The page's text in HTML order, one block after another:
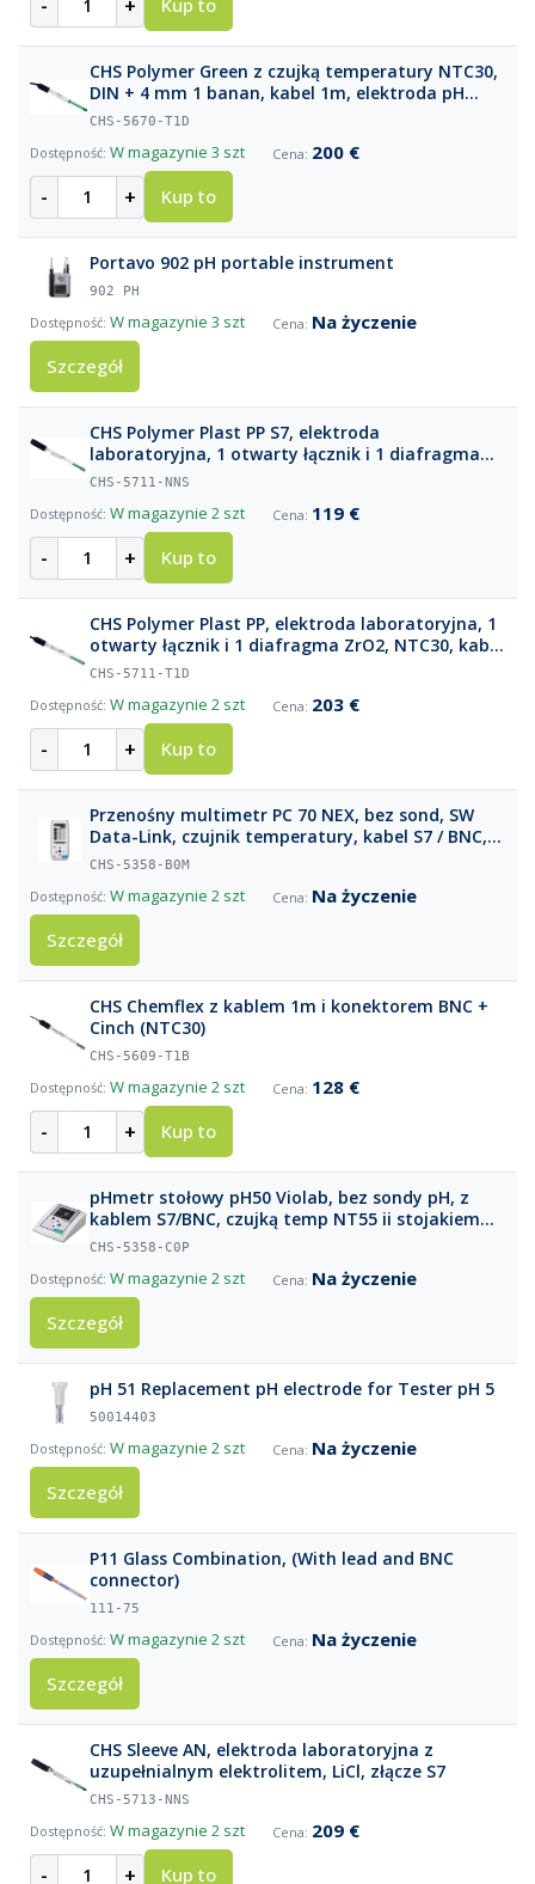
- + Kup to
CHS Polymer Green z czujką temperatury NTC30,
DIN + 4 mm 1 banan, kabel 1m, elektroda pH
laboratoryjna
CHS-5670-T1D
W magazynie 3 szt 200 €
- + Kup to
Portavo 902 pH portable instrument
902 PH
W magazynie 3 szt
Na życzenie
Szczegół
CHS Polymer Plast PP S7, elektroda
laboratoryjna, 1 otwarty łącznik i 1 diafragma
ZrO2
CHS-5711-NNS
W magazynie 2 szt 119 €
- + Kup to
CHS Polymer Plast PP, elektroda laboratoryjna, 1
otwarty łącznik i 1 diafragma ZrO2, NTC30, kabel
1 m DIN + wtyk bananowy 4 mm
CHS-5711-T1D
W magazynie 2 szt 203 €
- + Kup to
Przenośny multimetr PC 70 NEX, bez sond, SW
Data-Link, czujnik temperatury, kabel S7 / BNC,
walizką i akcesoriami
CHS-5358-B0M
W magazynie 2 szt
Na życzenie
Szczegół
CHS Chemflex z kablem 1m i konektorem BNC +
Cinch (NTC30)
CHS-5609-T1B
W magazynie 2 szt 128 €
- + Kup to
pHmetr stołowy pH50 Violab, bez sondy pH, z
kablem S7/BNC, czujką temp NT55 ii stojakiem
na elektrody
CHS-5358-C0P
W magazynie 2 szt
Na życzenie
Szczegół
pH 51 Replacement pH electrode for Tester pH 5
50014403
W magazynie 2 szt
Na życzenie
Szczegół
P11 Glass Combination, (With lead and BNC
connector)
111-75
W magazynie 2 szt
Na życzenie
Szczegół
CHS Sleeve AN, elektroda laboratoryjna z
uzupełnialnym elektrolitem, LiCl, złącze S7
CHS-5713-NNS
W magazynie 2 szt 209 €
- + Kup to